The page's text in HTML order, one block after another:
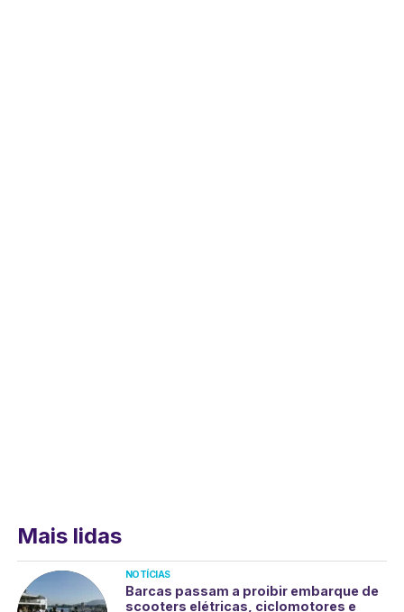
Mais lidas
NOTÍCIAS
Barcas passam a proibir embarque de
scooters elétricas, ciclomotores e